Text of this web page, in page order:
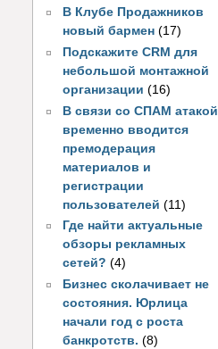
В Клубе Продажников
новый бармен (17)
Подскажите CRM для
небольшой монтажной
организации (16)
В связи со СПАМ атакой
временно вводится
премодерация
материалов и
регистрации
пользователей(11)
Где найти актуальные
обзоры рекламных
сетей? (4)
Бизнес сколачивает не
состояния. Юрлица
начали год с роста
банкротств. (8)